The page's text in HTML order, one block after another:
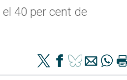
40 per cent de